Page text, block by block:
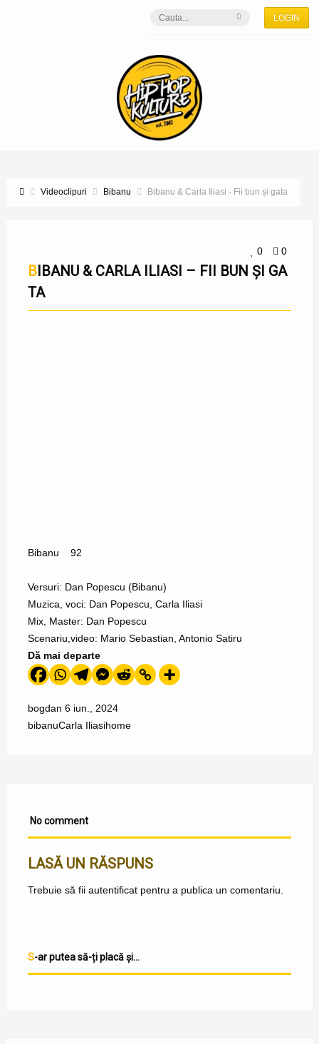
LOGIN
Videoclipuri Bibanu Bibanu & Carla Iliasi - Fii bun și gata
0 0
BIBANU & CARLA ILIASI – FII BUN ȘI GA
TA
Bibanu 92
Versuri: Dan Popescu (Bibanu)
Muzica, voci: Dan Popescu, Carla Iliasi
Mix, Master: Dan Popescu
Scenariu,video: Mario Sebastian, Antonio Satiru
Dă mai departe
bogdan 6 iun., 2024
bibanuCarla Iliasihome
No comment
LASĂ UN RĂSPUNS
Trebuie să fii autentificatpentru a publica un comentariu.
S-ar putea să-ți placă și...